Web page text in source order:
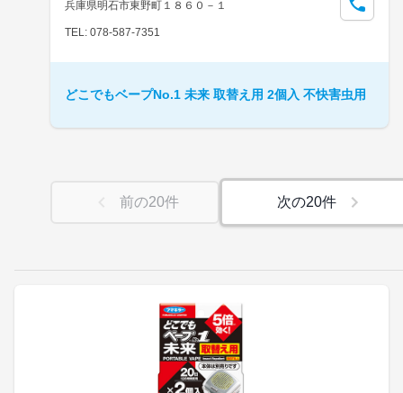
兵庫県明石市東野町１８６０－１
TEL: 078-587-7351
どこでもベープNo.1 未来 取替え用 2個入 不快害虫用
前の20件 次の20件